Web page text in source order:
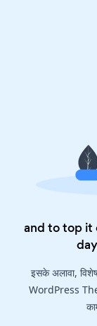
and to top it
इसके अलावा,
WordPress